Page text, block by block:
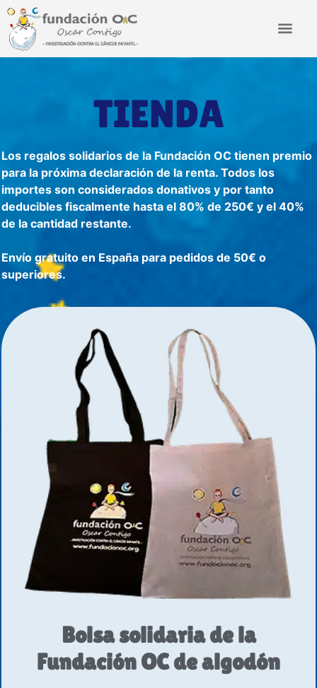
TIENDA
Los regalos solidarios de la Fundación OC tienen premio
para la próxima declaración de la renta. Todos los
importes son considerados donativos y por tanto
deducibles fiscalmente hasta el 80% de 250€ y el 40%
de la cantidad restante.
Envío gratuito en España para pedidos de 50€ o
superiores.
Bolsa solidaria de la
Fundación OC de algodón